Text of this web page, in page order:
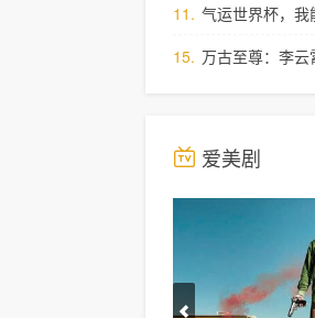
11. 气运世界杯，我能复制所有
15. 万古至尊：李云
爱美剧